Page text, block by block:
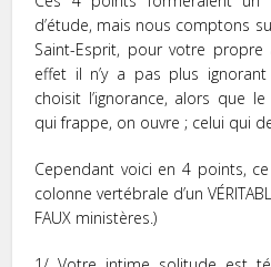
d’étude, mais nous comptons
Saint-Esprit, pour votre
effet il n’y a pas plus
choisit l’ignorance, alors que
qui frappe, on ouvre ; celui qui
Cependant voici en 4 points,
colonne vertébrale d’un
FAUX ministères.)